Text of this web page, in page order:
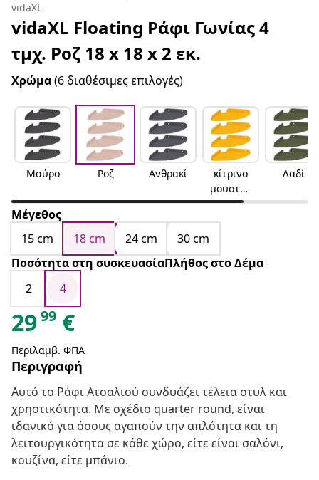
vidaXL
vidaXL Floating Ράφι Γωνίας 4
τμχ. Ροζ 18 x 18 x 2 εκ.
Χρώμα(6 διαθέσιμες επιλογές)
Μαύρο Ροζ Ανθρακί
κίτρινο
μουσταρ
δί
Λαδί
Μέγεθος
15 cm
18 cm 24 cm
30 cm
Ποσότητα στη συσκευασίαΠλήθος στο Δέμα
2
4
2999 €
Περιλαμβ. ΦΠΑ
Περιγραφή
Αυτό το Ράφι Ατσαλιού συνδυάζει τέλεια στυλ και
χρηστικότητα. Με σχέδιο quarter round, είναι
ιδανικό για όσους αγαπούν την απλότητα και τη
λειτουργικότητα σε κάθε χώρο, είτε είναι σαλόνι,
κουζίνα, είτε μπάνιο.